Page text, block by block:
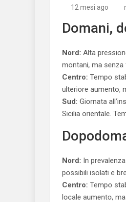
12 mesi ago
Domani,
Nord: Alta
montani, ma
Centro: Tempo
ulteriore aumento,
Sud: Giornata
Sicilia orientale.
Nord: In
possibili isolati e
Centro: Tempo
locale aumento,